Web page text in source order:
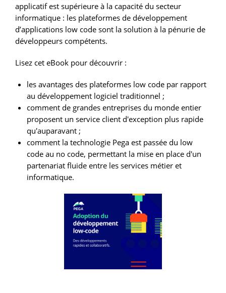
applicatif est supérieure à la capacité du secteur
informatique : les plateformes de développement
d’applications low code sont la solution à la pénurie de
développeurs compétents.
Lisez cet eBook pour découvrir :
les avantages des plateformes low code par rapport
au développement logiciel traditionnel ;
comment de grandes entreprises du monde entier
proposent un service client d'exception plus rapide
qu'auparavant ;
comment la technologie Pega est passée du low
code au no code, permettant la mise en place d'un
partenariat fluide entre les services métier et
informatique.